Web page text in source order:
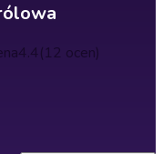
4.4(12 ocen)